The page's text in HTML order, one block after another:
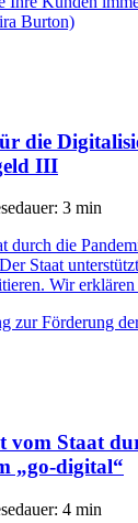
die
III
3 min
durch die
Staat
Wir
vom Staat
„go-digital“
4 min